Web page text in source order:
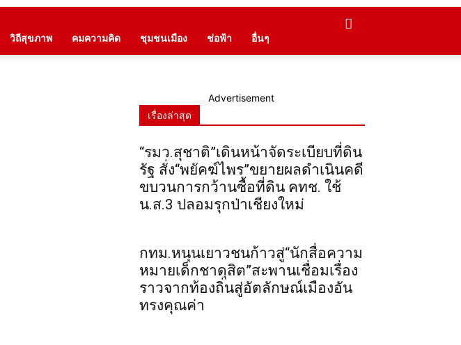
วิถีสุขภาพ คมความคิด ชุมชนเมือง ช่อฟ้า อื่นๆ
Advertisement
เรื่องล่าสุด
“รมว.สุชาติ”เดินหน้าจัดระเบียบที่ดิน
รัฐ สั่ง“พยัคฆ์ไพร”ขยายผลดำเนินคดี
ขบวนการกว้านซื้อที่ดิน คทช. ใช้
น.ส.3 ปลอมรุกป่าเชียงใหม่
กทม.หนุนเยาวชนก้าวสู่“นักสื่อความ
หมายเด็กชาดุสิต”สะพานเชื่อมเรื่อง
ราวจากท้องถิ่นสู่อัตลักษณ์เมืองอัน
ทรงคุณค่า